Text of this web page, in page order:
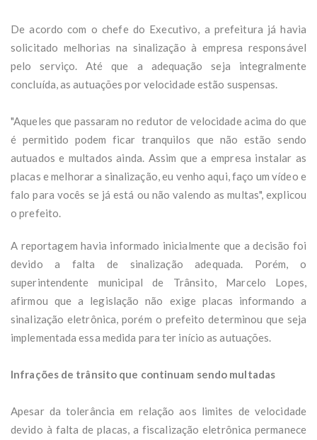
De acordo com o chefe do Executivo, a prefeitura já havia
solicitado melhorias na sinalização à empresa responsável
pelo serviço. Até que a adequação seja integralmente
concluída, as autuações por velocidade estão suspensas.
"Aqueles que passaram no redutor de velocidade acima do que
é permitido podem ficar tranquilos que não estão sendo
autuados e multados ainda. Assim que a empresa instalar as
placas e melhorar a sinalização, eu venho aqui, faço um vídeo e
falo para vocês se já está ou não valendo as multas", explicou
o prefeito.
A reportagem havia informado inicialmente que a decisão foi
devido a falta de sinalização adequada. Porém, o
superintendente municipal de Trânsito, Marcelo Lopes,
afirmou que a legislação não exige placas informando a
sinalização eletrônica, porém o prefeito determinou que seja
implementada essa medida para ter início as autuações.
Infrações de trânsito que continuam sendo multadas
Apesar da tolerância em relação aos limites de velocidade
devido à falta de placas, a fiscalização eletrônica permanece